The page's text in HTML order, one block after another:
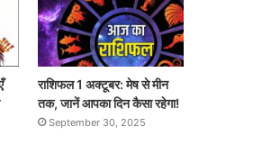
राशिफल 1 अक्टूबर: मेष से मीन
तक, जानें आपका दिन कैसा रहेगा!
September 30, 2025